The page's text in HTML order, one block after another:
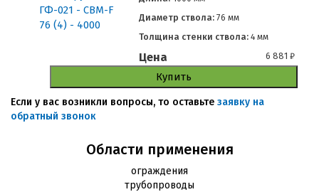
Диаметр ствола:76 мм
Толщина стенки ствола:4 мм
Цена 6 881₽
Купить
Если у вас возникли вопросы, то оставьте заявку на
обратный звонок
Области применения
ограждения
трубопроводы